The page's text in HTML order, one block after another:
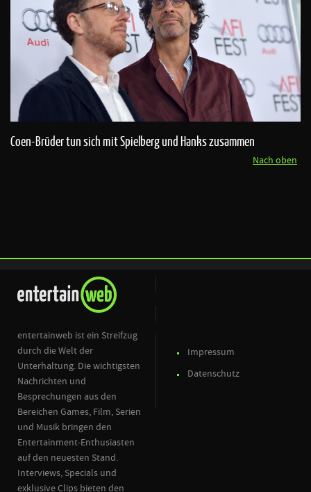
Coen-Brüder tun sich mit Spielberg und Hanks zusammen
Nach oben
entertainweb ist ein Streifzug
durch die Welt der
Unterhaltung. Die wichtigsten
Nachrichten und
Besprechungen aus den
Bereichen Games, Film, Serien
und Musik bringen den
Entertainment-Enthusiasten
auf den neuesten Stand.
Interviews, Specials und
exklusive Clips bieten den
Impressum
Datenschutz